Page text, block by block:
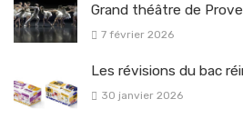
Grand théâtre de
7 février 2026
Les révisions du bac
30 janvier 2026